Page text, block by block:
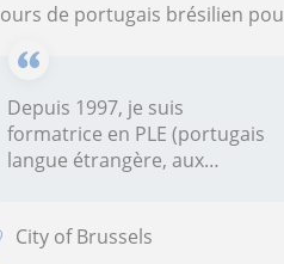
Cours de portugais brésilien pour tous les nivaux
Depuis 1997, je suis
formatrice en PLE (portugais
langue étrangère, aux
City of Brussels